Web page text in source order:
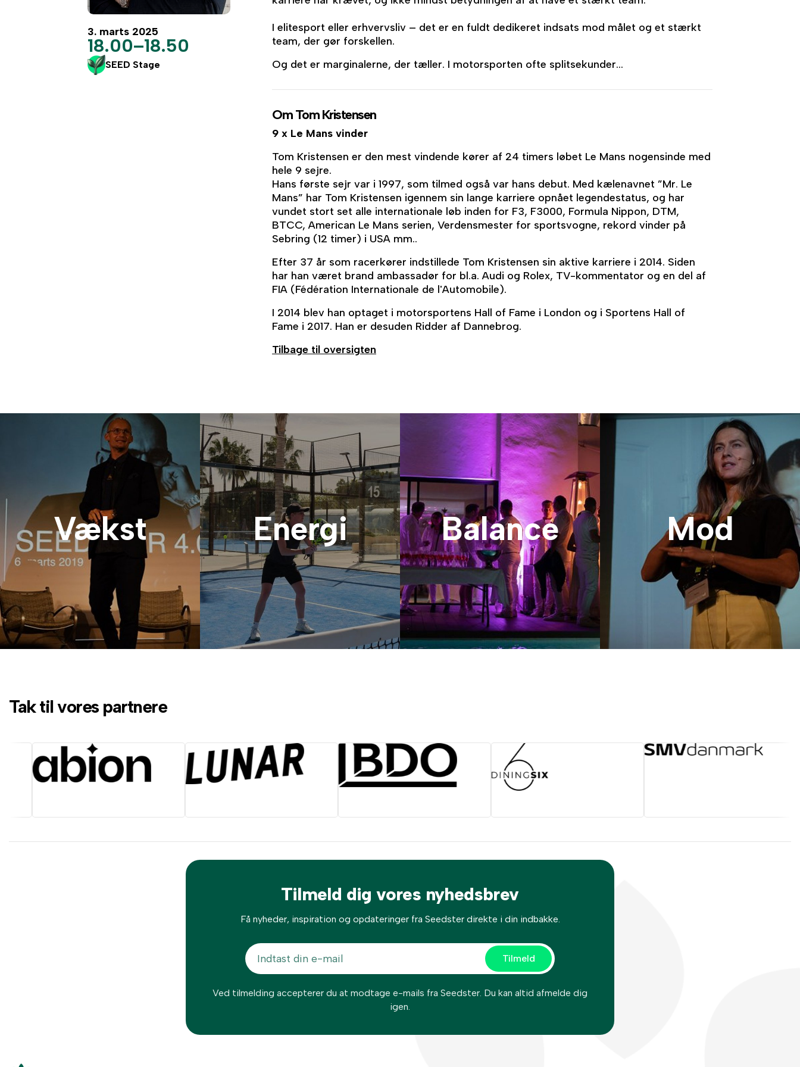
3. marts 2025
18.00–18.50
SEED Stage
I elitesport eller erhvervsliv – det er en fuldt dedikeret indsats mod målet og et stærkt
team, der gør forskellen.
Og det er marginalerne, der tæller. I motorsporten ofte splitsekunder...
Om Tom Kristensen
9 x Le Mans vinder
Tom Kristensen er den mest vindende kører af 24 timers løbet Le Mans nogensinde med
hele 9 sejre.
Hans første sejr var i 1997, som tilmed også var hans debut. Med kælenavnet ”Mr. Le
Mans” har Tom Kristensen igennem sin lange karriere opnået legendestatus, og har
vundet stort set alle internationale løb inden for F3, F3000, Formula Nippon, DTM,
BTCC, American Le Mans serien, Verdensmester for sportsvogne, rekord vinder på
Sebring (12 timer) i USA mm..
Efter 37 år som racerkører indstillede Tom Kristensen sin aktive karriere i 2014. Siden
har han været brand ambassadør for bl.a. Audi og Rolex, TV-kommentator og en del af
FIA (Fédération Internationale de l'Automobile).
I 2014 blev han optaget i motorsportens Hall of Fame i London og i Sportens Hall of
Fame i 2017. Han er desuden Ridder af Dannebrog.
Tilbage til oversigten
Vækst Energi Balance Mod
Tak til vores partnere
Tilmeld dig vores nyhedsbrev
Få nyheder, inspiration og opdateringer fra Seedster direkte i din indbakke.
Ved tilmelding accepterer du at modtage e-mails fra Seedster. Du kan altid afmelde dig
igen.